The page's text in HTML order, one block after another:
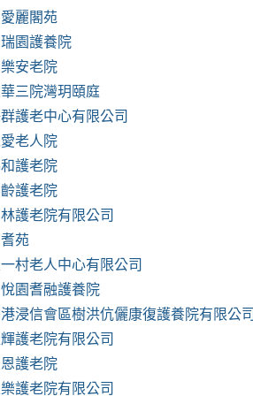
麗閣苑
園護養院
安老院
三院灣玥頤庭
護老中心有限公司
老人院
護老院
護老院
護老院有限公司
苑
村老人中心有限公司
園耆融護養院
浸信會區樹洪伉儷康復護養院有限公司
護老院有限公司
護老院
護老院有限公司